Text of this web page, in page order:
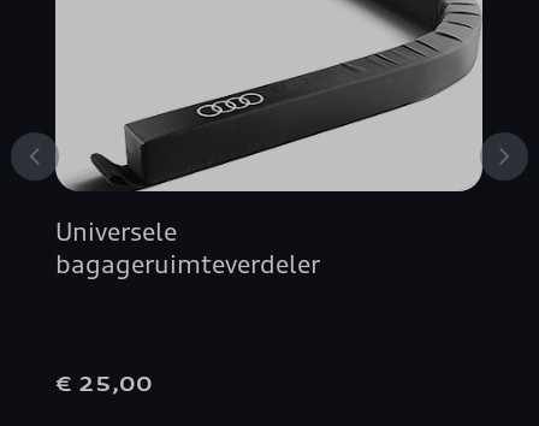
A5 AVANT
A5 BERLINE
A5 COUPÉ
Universele
bagageruimteverdeler
€ 25,00